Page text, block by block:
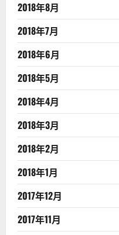
2018年8月
2018年7月
2018年6月
2018年5月
2018年4月
2018年3月
2018年2月
2018年1月
2017年12月
2017年11月